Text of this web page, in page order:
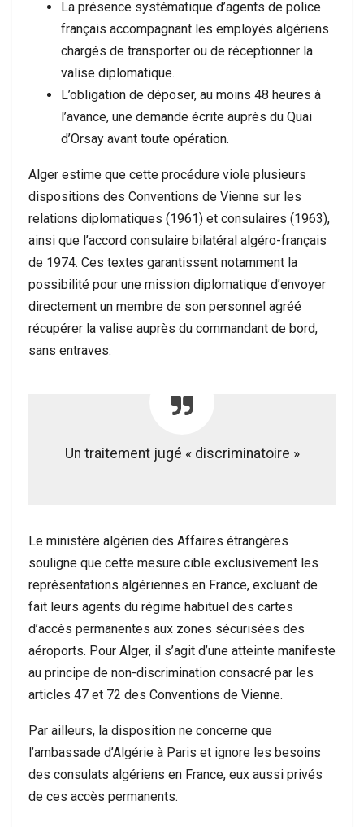
La présence systématique d’agents de police
français accompagnant les employés algériens
chargés de transporter ou de réceptionner la
valise diplomatique.
L’obligation de déposer, au moins 48 heures à
l’avance, une demande écrite auprès du Quai
d’Orsay avant toute opération.
Alger estime que cette procédure viole plusieurs
dispositions des Conventions de Vienne sur les
relations diplomatiques (1961) et consulaires (1963),
ainsi que l’accord consulaire bilatéral algéro-français
de 1974. Ces textes garantissent notamment la
possibilité pour une mission diplomatique d’envoyer
directement un membre de son personnel agréé
récupérer la valise auprès du commandant de bord,
sans entraves.
Un traitement jugé « discriminatoire »
Le ministère algérien des Affaires étrangères
souligne que cette mesure cible exclusivement les
représentations algériennes en France, excluant de
fait leurs agents du régime habituel des cartes
d’accès permanentes aux zones sécurisées des
aéroports. Pour Alger, il s’agit d’une atteinte manifeste
au principe de non-discrimination consacré par les
articles 47 et 72 des Conventions de Vienne.
Par ailleurs, la disposition ne concerne que
l’ambassade d’Algérie à Paris et ignore les besoins
des consulats algériens en France, eux aussi privés
de ces accès permanents.